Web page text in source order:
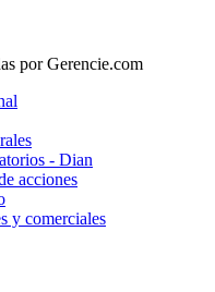
por Gerencie.com
- Dian
acciones
y comerciales